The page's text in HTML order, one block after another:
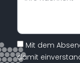
Mit dem
damit